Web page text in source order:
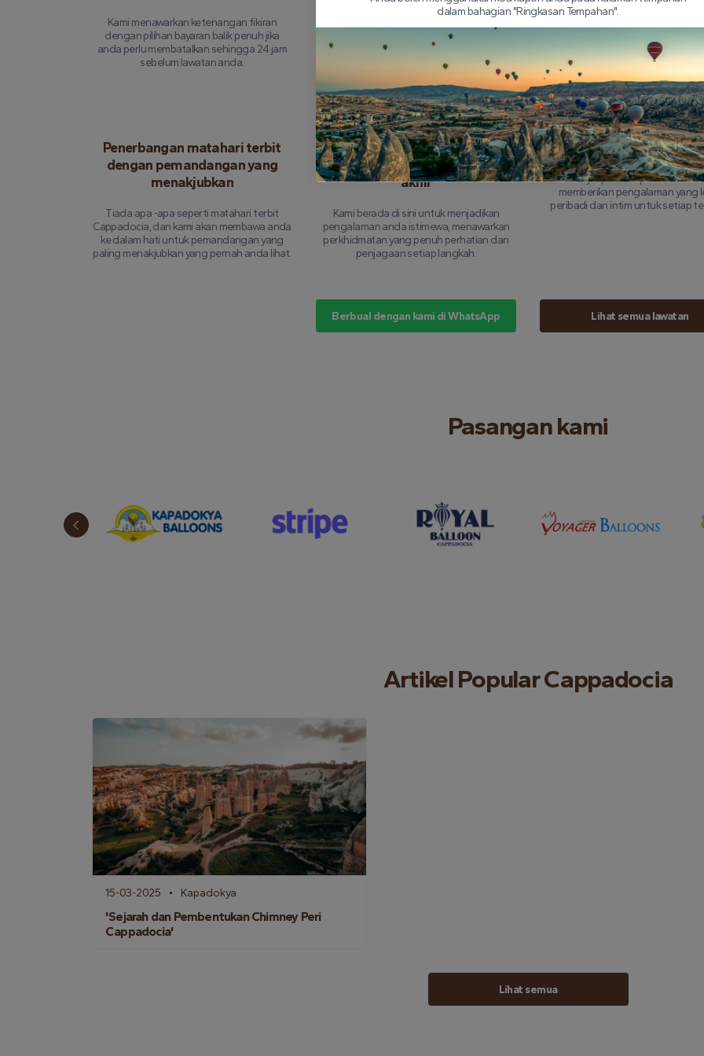
Kami menawarkan ketenangan fikiran
dengan pilihan bayaran balik penuh jika
anda perlu membatalkan sehingga 24 jam
sebelum lawatan anda.
komprehensif
Setiap penerbangan diinsuranskan
sepenuhnya, jadi anda boleh memberi
tumpuan untuk menikmati pengalaman
tanpa sebarang kebimbangan.
yang boleh anda
Pasukan juruterbang mahir kami
pengalaman bertahun -tahun
langit Cappadocia,
penerbangan anda selamat dan
dapat dilupakan.
Penerbangan matahari terbit
dengan pemandangan yang
menakjubkan
Tiada apa -apa seperti matahari terbit
Cappadocia, dan kami akan membawa anda
ke dalam hati untuk pemandangan yang
paling menakjubkan yang pernah anda lihat.
Perkhidmatan yang
diperibadikan dari awal hingga
akhir
Kami berada di sini untuk menjadikan
pengalaman anda istimewa, menawarkan
perkhidmatan yang penuh perhatian dan
penjagaan setiap langkah.
Saiz kumpulan kecil
Kami menyimpan kumpulan kami
memberikan pengalaman yang
peribadi dan intim untuk setiap
Berbual dengan kami di WhatsApp Lihat semua lawatan
Pasangan kami
Artikel Popular Cappadocia
15-03-2025 Kapadokya
'Sejarah dan Pembentukan Chimney Peri
Cappadocia'
Lihat semua
dalam bahagian "Ringkasan Tempahan".